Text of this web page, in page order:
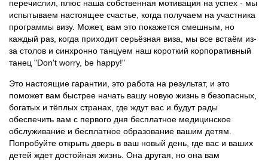
перечислил, плюс наша собственная мотивация на успех - мы
испытываем настоящее счастье, когда получаем на участника
программы визу. Может, вам это покажется смешным, но
каждый раз, когда приходит серьёзная виза, мы все встаём из-
за столов и синхронно танцуем наш короткий корпоративный
танец "Don't worry, be happy!"
Это настоящие гарантии, это работа на результат, и это
поможет вам быстрее начать вашу новую жизнь в безопасных,
богатых и тёплых странах, где ждут вас и будут рады
обеспечить вам с первого дня бесплатное медицинское
обслуживание и бесплатное образование вашим детям.
Попробуйте открыть дверь в ваш новый день, где вас и ваших
детей ждет достойная жизнь. Она другая, но она вам